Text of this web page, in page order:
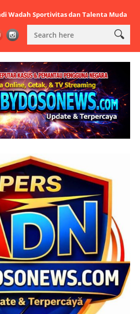
dan Talenta Muda Dandim